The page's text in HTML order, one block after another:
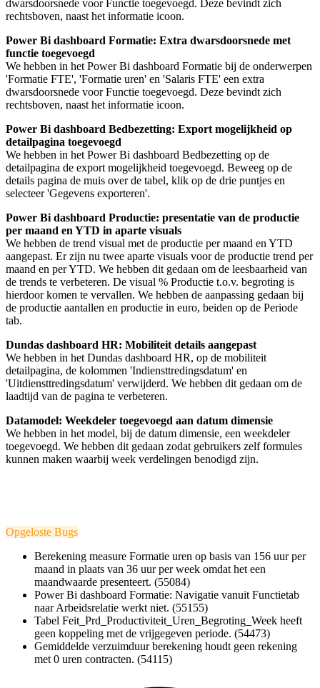
dwarsdoorsnede voor Functie toegevoegd. Deze bevindt zich
rechtsboven, naast het informatie icoon.
Power Bi dashboard Formatie: Extra dwarsdoorsnede met
functie toegevoegd
We hebben in het Power Bi dashboard Formatie bij de onderwerpen
'Formatie FTE', 'Formatie uren' en 'Salaris FTE' een extra
dwarsdoorsnede voor Functie toegevoegd. Deze bevindt zich
rechtsboven, naast het informatie icoon.
Power Bi dashboard Bedbezetting: Export mogelijkheid op
detailpagina toegevoegd
We hebben in het Power Bi dashboard Bedbezetting op de
detailpagina de export mogelijkheid toegevoegd. Beweeg op de
details pagina de muis over de tabel, klik op de drie puntjes en
selecteer 'Gegevens exporteren'.
Power Bi dashboard Productie: presentatie van de productie
per maand en YTD in aparte visuals
We hebben de trend visual met de productie per maand en YTD
aangepast. Er zijn nu twee aparte visuals voor de productie trend per
maand en per YTD. We hebben dit gedaan om de leesbaarheid van
de trends te verbeteren. De visual % Productie t.o.v. begroting is
hierdoor komen te vervallen. We hebben de aanpassing gedaan bij
de productie aantallen en productie in euro, beiden op de Periode
tab.
Dundas dashboard HR: Mobiliteit details aangepast
We hebben in het Dundas dashboard HR, op de mobiliteit
detailpagina, de kolommen 'Indiensttredingsdatum' en
'Uitdiensttredingsdatum' verwijderd. We hebben dit gedaan om de
laadtijd van de pagina te verbeteren.
Datamodel: Weekdeler toegevoegd aan datum dimensie
We hebben in het model, bij de datum dimensie, een weekdeler
toegevoegd. We hebben dit gedaan zodat gebruikers zelf formules
kunnen maken waarbij week verdelingen benodigd zijn.
Opgeloste Bugs
Berekening measure Formatie uren op basis van 156 uur per
maand in plaats van 36 uur per week omdat het een
maandwaarde presenteert. (55084)
Power Bi dashboard Formatie: Navigatie vanuit Functietab
naar Arbeidsrelatie werkt niet. (55155)
Tabel Feit_Prd_Productiviteit_Uren_Begroting_Week heeft
geen koppeling met de vrijgegeven periode. (54473)
Gemiddelde verzuimduur berekening houdt geen rekening
met 0 uren contracten. (54115)